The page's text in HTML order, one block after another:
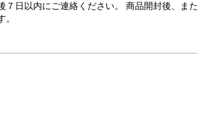
日以内にご連絡ください。 商品開封後、ま